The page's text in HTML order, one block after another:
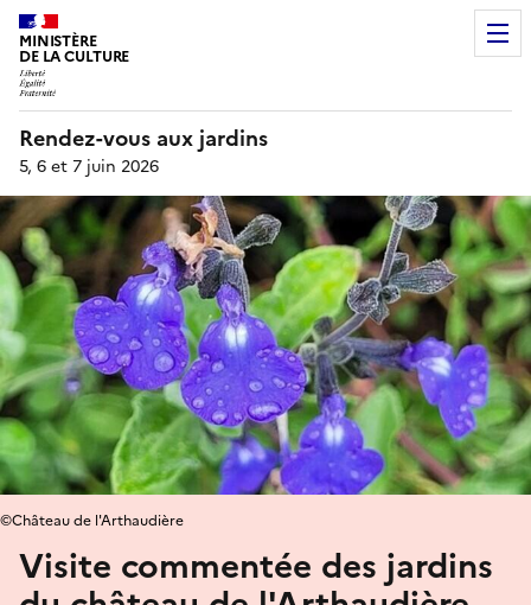
MINISTÈRE
DE LA CULTURE
Rendez-vous aux jardins
5, 6 et 7 juin 2026
Visite commentée des jardins
©Château de l'Arthaudière